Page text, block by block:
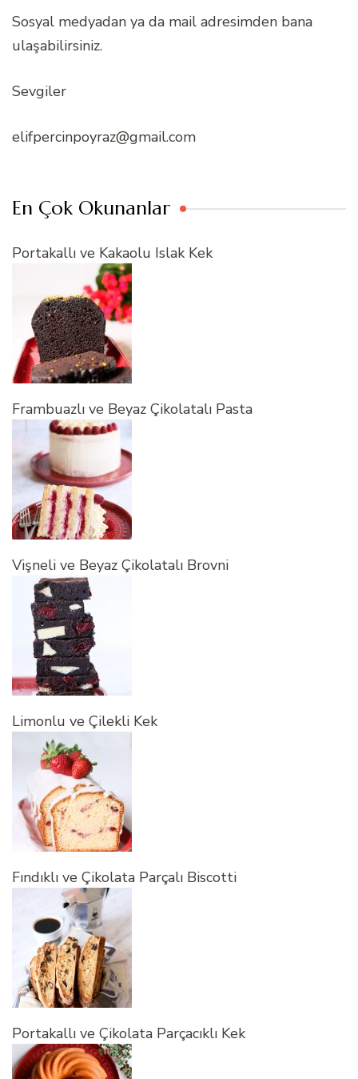
Sosyal medyadan ya da mail adresimden bana
ulaşabilirsiniz.
Sevgiler
elifpercinpoyraz@gmail.com
En Çok Okunanlar
Portakallı ve Kakaolu Islak Kek
Frambuazlı ve Beyaz Çikolatalı Pasta
Vişneli ve Beyaz Çikolatalı Brovni
Limonlu ve Çilekli Kek
Fındıklı ve Çikolata Parçalı Biscotti
Portakallı ve Çikolata Parçacıklı Kek